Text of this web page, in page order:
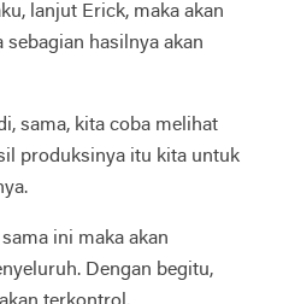
lanjut Erick, maka akan
hasilnya akan
sama, kita coba melihat
produksinya itu kita untuk
ini maka akan
Dengan begitu,